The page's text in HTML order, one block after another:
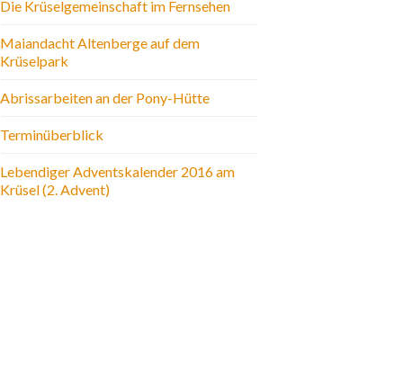
Die Krüselgemeinschaft im Fernsehen
Maiandacht Altenberge auf dem
Krüselpark
Abrissarbeiten an der Pony-Hütte
Terminüberblick
Lebendiger Adventskalender 2016 am
Krüsel (2. Advent)